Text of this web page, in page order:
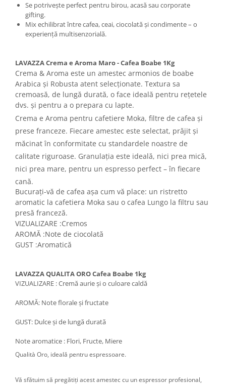
Se potrivește perfect pentru birou, acasă sau corporate
gifting.
Mix echilibrat între cafea, ceai, ciocolată și condimente – o
experiență multisenzorială.
LAVAZZA Crema e Aroma Maro - Cafea Boabe 1Kg
Crema & Aroma este un amestec armonios de boabe
Arabica și Robusta atent selecționate. Textura sa
cremoasă, de lungă durată, o face ideală pentru rețetele
dvs. și pentru a o prepara cu lapte.
Crema e Aroma pentru cafetiere Moka, filtre de cafea și
prese franceze. Fiecare amestec este selectat, prăjit și
măcinat în conformitate cu standardele noastre de
calitate riguroase. Granulația este ideală, nici prea mică,
nici prea mare, pentru un espresso perfect – în fiecare
cană.
Bucurați-vă de cafea așa cum vă place: un ristretto
aromatic la cafetiera Moka sau o cafea Lungo la filtru sau
presă franceză.
VIZUALIZARE :Cremos
AROMĂ :Note de ciocolată
GUST :Aromatică
LAVAZZA QUALITA ORO Cafea Boabe 1kg
VIZUALIZARE : Cremă aurie și o culoare caldă
AROMĂ: Note florale și fructate
GUST: Dulce și de lungă durată
Note aromatice : Flori, Fructe, Miere
Qualità Oro, ideală pentru espressoare.
Vă sfătuim să pregătiți acest amestec cu un espressor profesional,